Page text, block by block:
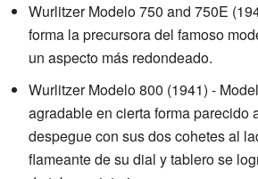
Wurlitzer Modelo 750 and 750E
forma la precursora del famoso
un aspecto más redondeado.
Wurlitzer Modelo 800 (1941) -
agradable en cierta forma parecido
despegue con sus dos cohetes al
flameante de su dial y tablero se